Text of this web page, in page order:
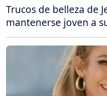
Trucos de belleza de
mantenerse joven a